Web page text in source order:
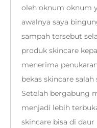
oleh oknum oknum
awalnya saya
sampah tersebut
produk skincare
menerima
bekas skincare
Setelah bergabung
menjadi lebih
skincare bisa di